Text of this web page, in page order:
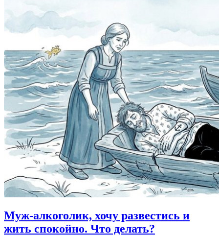
Муж-алкоголик, хочу развестись и
жить спокойно. Что делать?